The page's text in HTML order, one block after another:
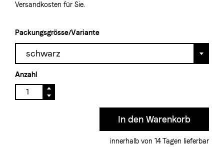
Versandkosten für Sie.
Packungsgrösse/Variante
schwarz
Anzahl
innerhalb von 14 Tagen lieferbar